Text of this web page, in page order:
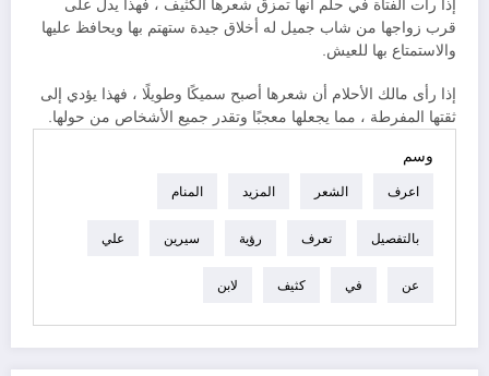
إذا رأت الفتاة في حلم أنها تمزق شعرها الكثيف ، فهذا يدل على
قرب زواجها من شاب جميل له أخلاق جيدة ستهتم بها ويحافظ عليها
والاستمتاع بها للعيش.
إذا رأى مالك الأحلام أن شعرها أصبح سميكًا وطويلًا ، فهذا يؤدي إلى
ثقتها المفرطة ، مما يجعلها معجبًا وتقدر جميع الأشخاص من حولها.
وسم
اعرف الشعر المزيد المنام
بالتفصيل تعرف رؤية سيرين علي
عن في كثيف لابن